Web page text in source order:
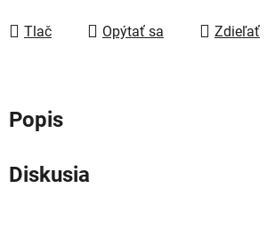
Tlač Opýtať sa Zdieľať
Popis
Diskusia